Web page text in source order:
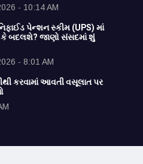
- 10:14 AM
પેન્શન સ્કીમ (UPS) માં
કે બદલશે? જાણો સંસદમાં શું
- 8:01 AM
કરવામાં આવતી વસૂલાત પર